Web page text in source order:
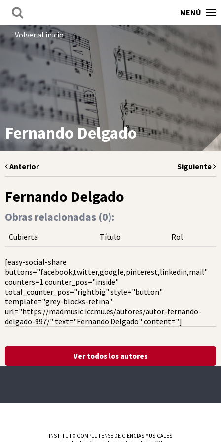
MENÚ
Volver al inicio
Fernando Delgado
Anterior Siguiente
Fernando Delgado
Obras relacionadas (0):
Cubierta Título Rol
[easy-social-share
buttons="facebook,twitter,google,pinterest,linkedin,mail"
counters=1 counter_pos="inside"
total_counter_pos="rightbig" style="button"
template="grey-blocks-retina"
url="https://madmusic.iccmu.es/autores/autor-fernando-
delgado-997/" text="Fernando Delgado" content="]
Ver todos los autores
INSTITUTO COMPLUTENSE DE CIENCIAS MUSICALES